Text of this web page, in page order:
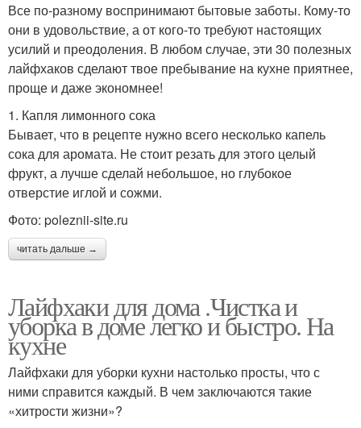
Все по-разному воспринимают бытовые заботы. Кому-то
они в удовольствие, а от кого-то требуют настоящих
усилий и преодоления. В любом случае, эти 30 полезных
лайфхаков сделают твое пребывание на кухне приятнее,
проще и даже экономнее!
1. Капля лимонного сока
Бывает, что в рецепте нужно всего несколько капель
сока для аромата. Не стоит резать для этого целый
фрукт, а лучше сделай небольшое, но глубокое
отверстие иглой и сожми.
Фото: poleznii-site.ru
читать дальше →
Лайфхаки для дома .Чистка и
уборка в доме легко и быстро. На
кухне
Лайфхаки для уборки кухни настолько просты, что с
ними справится каждый. В чем заключаются такие
«хитрости жизни»?